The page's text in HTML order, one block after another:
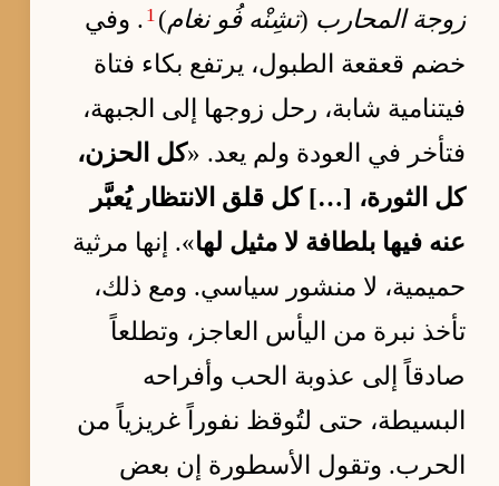
زوجة المحارب (تشِنْه فُو نغام)
1 . وفي
خضم قعقعة الطبول، يرتفع بكاء فتاة
فيتنامية شابة، رحل زوجها إلى الجبهة،
فتأخر في العودة ولم يعد. «كل الحزن،
كل الثورة، […] كل قلق الانتظار يُعبَّر
عنه فيها بلطافة لا مثيل لها». إنها مرثية
حميمية، لا منشور سياسي. ومع ذلك،
تأخذ نبرة من اليأس العاجز، وتطلعاً
صادقاً إلى عذوبة الحب وأفراحه
البسيطة، حتى لتُوقظ نفوراً غريزياً من
الحرب. وتقول الأسطورة إن بعض